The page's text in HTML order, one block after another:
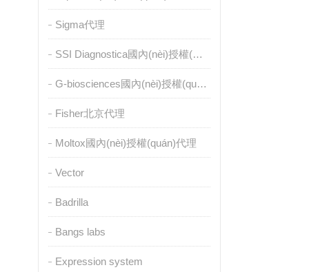
Sigma代理
SSI Diagnostica國內(nèi)授權(quán)代理
G-biosciences國內(nèi)授權(quán)代理
Fisher北京代理
Moltox國內(nèi)授權(quán)代理
Vector
Badrilla
Bangs labs
Expression system